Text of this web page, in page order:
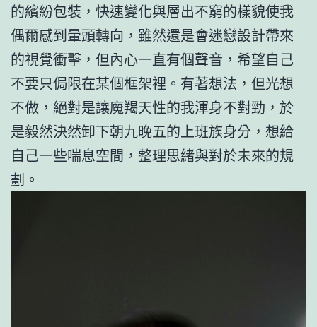
的繽紛包裝，快速變化與層出不窮的樣貌使我
偶爾感到暈頭轉向，雖然還是會迷戀設計帶來
的視覺衝擊，但內心一直有個聲音，希望自己
不要只侷限在某個框架裡。有著想法，但光想
不做，絕對是讓魔羯天性的我渾身不對勁，於
是毅然決然卸下朝九晚五的上班族身分，想給
自己一些喘息空間，整理思緒與對於未來的規
劃。